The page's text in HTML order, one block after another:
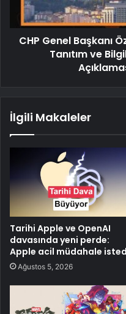
CHP Genel Başkanı
Tanıtım ve
İlgili Makaleler
Tarihi Apple ve OpenAI
davasında yeni perde:
Apple acil müdahale
Ağustos 5, 2026